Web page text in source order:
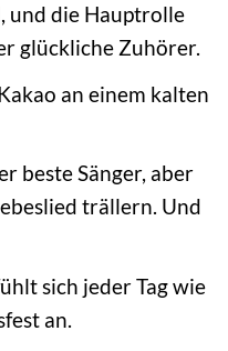
und die Hauptrolle
glückliche Zuhörer.
an einem kalten
beste Sänger, aber
trällern. Und
sich jeder Tag wie
an.